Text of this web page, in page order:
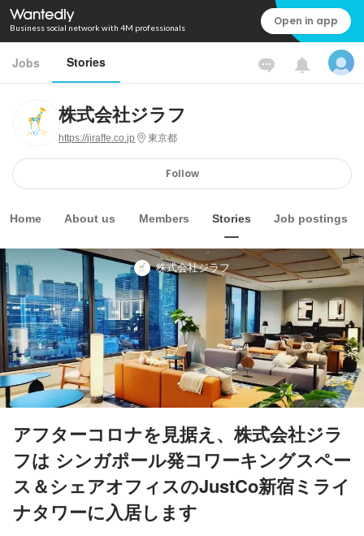
Business social network with 4M professionals Open in app
Jobs Stories
株式会社ジラフ
https://jiraffe.co.jp 東京都
Follow
Home About us Members Stories Job postings
株式会社ジラフ
アフターコロナを見据え、株式会社ジラ
フは シンガポール発コワーキングスペー
ス＆シェアオフィスのJustCo新宿ミライ
ナタワーに入居します